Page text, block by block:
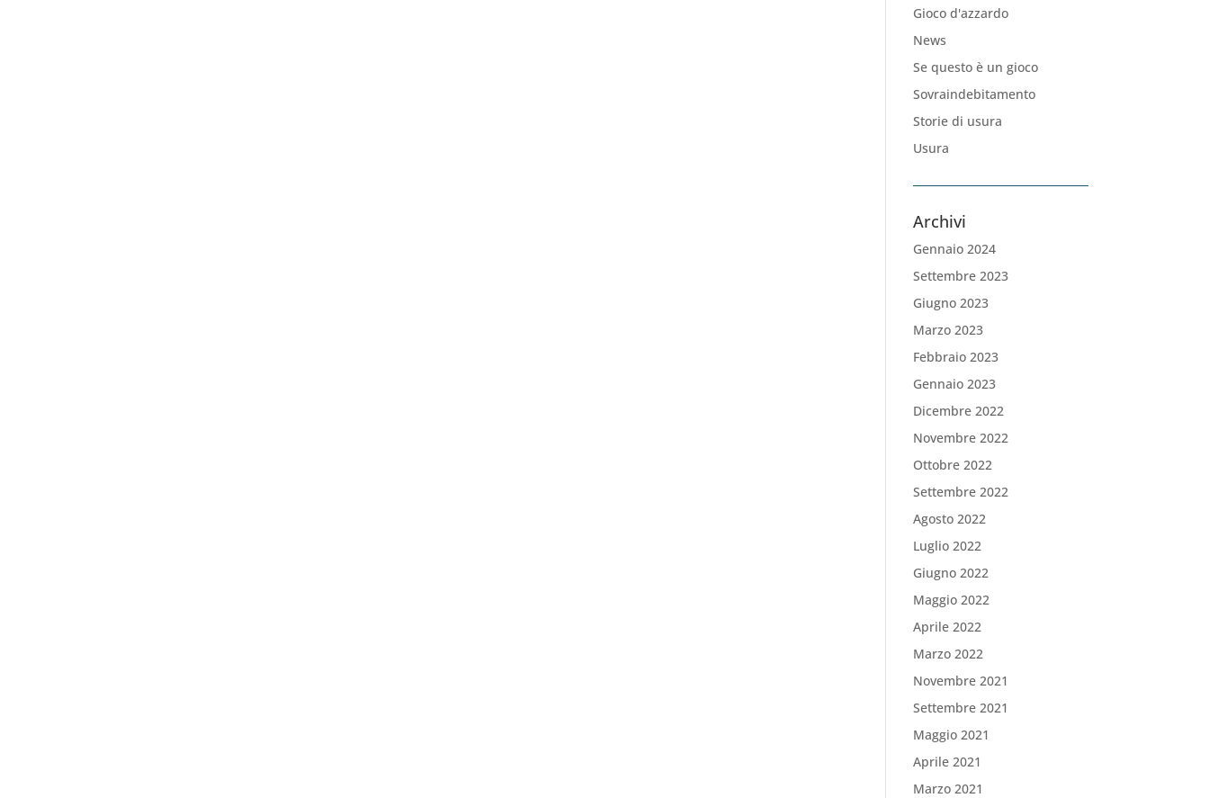
Gioco d'azzardo
News
Se questo è un gioco
Sovraindebitamento
Storie di usura
Usura
Archivi
Gennaio 2024
Settembre 2023
Giugno 2023
Marzo 2023
Febbraio 2023
Gennaio 2023
Dicembre 2022
Novembre 2022
Ottobre 2022
Settembre 2022
Agosto 2022
Luglio 2022
Giugno 2022
Maggio 2022
Aprile 2022
Marzo 2022
Novembre 2021
Settembre 2021
Maggio 2021
Aprile 2021
Marzo 2021